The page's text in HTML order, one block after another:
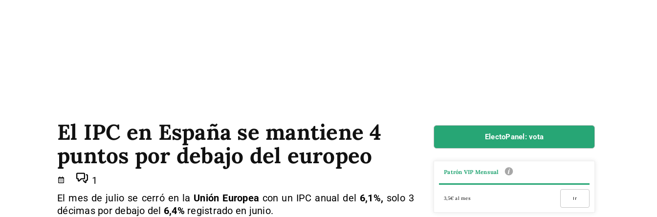
El IPC en España se mantiene 4
puntos por debajo del europeo
1
El mes de julio se cerró en la Unión Europea con un IPC anual del 6,1%, solo 3
décimas por debajo del 6,4% registrado en junio.
ElectoPanel: vota
Patrón VIP Mensual
3,5€ al mes Ir